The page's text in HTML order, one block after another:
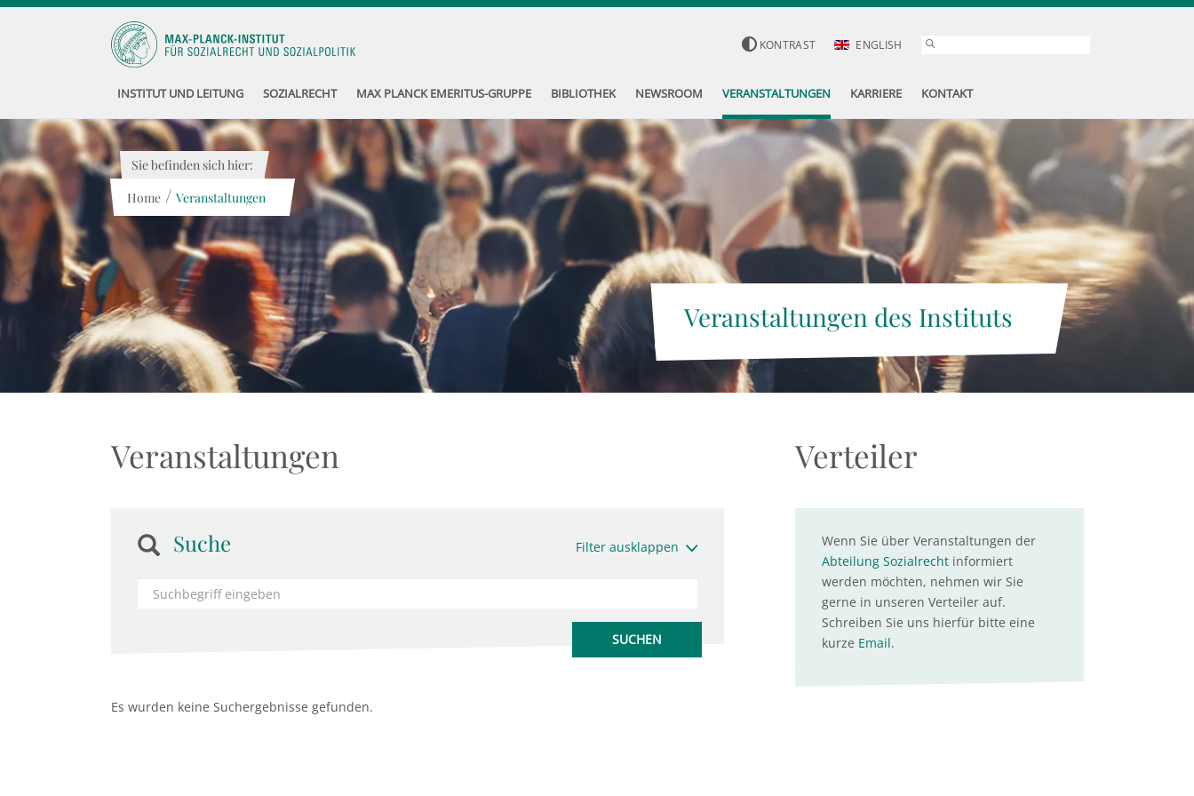
KONTRAST ENGLISH
INSTITUT UND LEITUNG SOZIALRECHT MAX PLANCK EMERITUS-GRUPPE BIBLIOTHEK NEWSROOM VERANSTALTUNGEN KARRIERE KONTAKT
Veranstaltungen des Instituts
Sie befinden sich hier:
Home / Veranstaltungen
Veranstaltungen
Suche Filter ausklappen
Es wurden keine Suchergebnisse gefunden.
Verteiler
Wenn Sie über Veranstaltungen der
Abteilung Sozialrechtinformiert
werden möchten, nehmen wir Sie
gerne in unseren Verteiler auf.
Schreiben Sie uns hierfür bitte eine
kurze Email.